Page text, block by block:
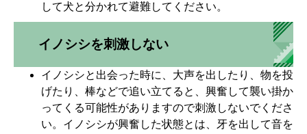
して犬と分かれて避難してください。
イノシシを刺激しない
イノシシと出会った時に、大声を出したり、物を投
げたり、棒などで追い立てると、興奮して襲い掛か
ってくる可能性がありますので刺激しないでくださ
い。イノシシが興奮した状態とは、牙を出して音を